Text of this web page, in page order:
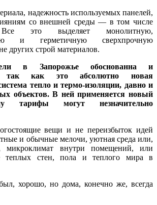
надежность используемых панелей,
со внешней среды — в том числе
Все это выделяет монолитную,
и герметичную сверхпрочную
других строй материалов.
в Запорожье обоснованна и
так как это абсолютно новая
тепло и термо-изоляции, давно и
объектов. В ней применяется новый
тарифы могут незначительно
вещи и не переизбыток идей
и обычные мелочи, уютная среда или,
микроклимат внутри помещений, или
теплых стен, пола и теплого мира в
хорошо, но дома, конечно же, всегда